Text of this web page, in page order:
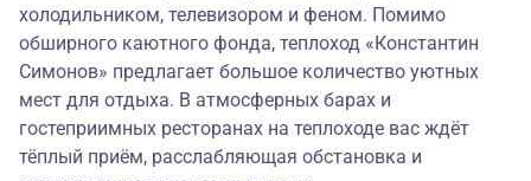
холодильником, телевизором и феном. Помимо
обширного каютного фонда, теплоход «Константин
Симонов» предлагает большое количество уютных
мест для отдыха. В атмосферных барах и
гостеприимных ресторанах на теплоходе вас ждёт
тёплый приём, расслабляющая обстановка и